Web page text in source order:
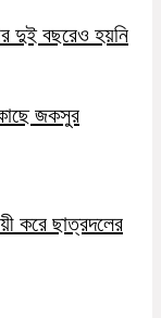
দুই বছরেও হয়নি
জকসুর
করে ছাত্রদলের